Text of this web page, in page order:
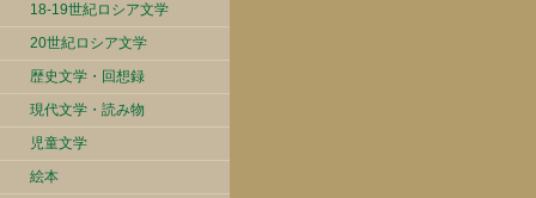
18-19世紀ロシア文学
20世紀ロシア文学
歴史文学・回想録
現代文学・読み物
児童文学
絵本